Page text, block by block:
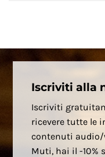
Iscriviti alla
Iscriviti
ricevere tutte le
contenuti audio/
Muti, hai il -10%